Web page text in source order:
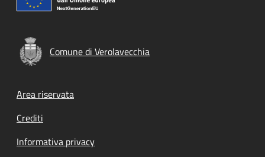
Comune di Verolavecchia
Footer menu
Area riservata
Crediti
Informativa privacy